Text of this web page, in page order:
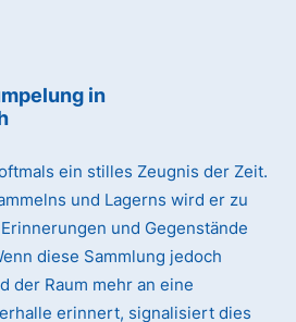
in
ein stilles Zeugnis der Zeit.
und Lagerns wird er zu
und Gegenstände
diese Sammlung jedoch
der Raum mehr an eine
erinnert, signalisiert dies